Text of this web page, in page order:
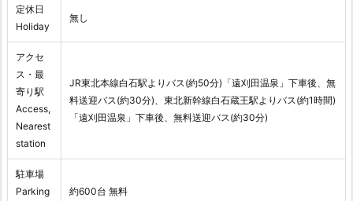
定休日
Holiday
無し
アクセ
ス・最
寄り駅
Access,
Nearest
station
JR東北本線白石駅よりバス(約50分)「遠刈田温泉」下車後、無
料送迎バス(約30分)、東北新幹線白石蔵王駅よりバス(約1時間)
「遠刈田温泉」下車後、無料送迎バス(約30分)
駐車場
Parking
約600台 無料